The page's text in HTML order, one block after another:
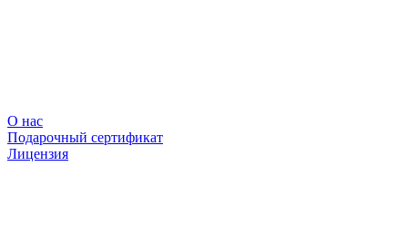
О нас
Подарочный сертификат
Лицензия